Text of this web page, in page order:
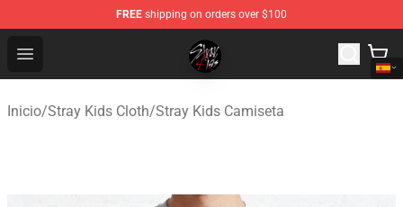
FREE shipping on orders over $100
Open menu
Stray Kids Shop - Official Stray Kids Merchandise Store
Inicio/Stray Kids Cloth/Stray Kids Camiseta